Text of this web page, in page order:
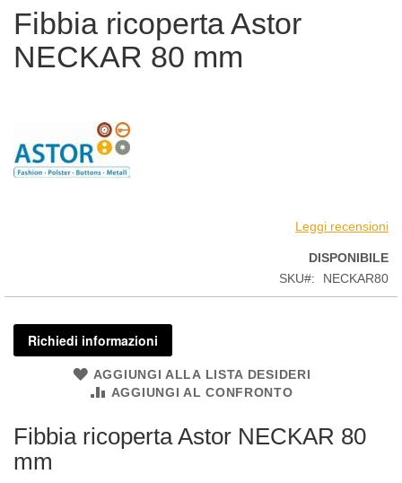
galleria
di
immagini
Fibbia ricoperta Astor
NECKAR 80 mm
Leggi recensioni
DISPONIBILE
SKU
NECKAR80
Richiedi informazioni
AGGIUNGI ALLA LISTA DESIDERI
AGGIUNGI AL CONFRONTO
Fibbia ricoperta Astor NECKAR 80
mm